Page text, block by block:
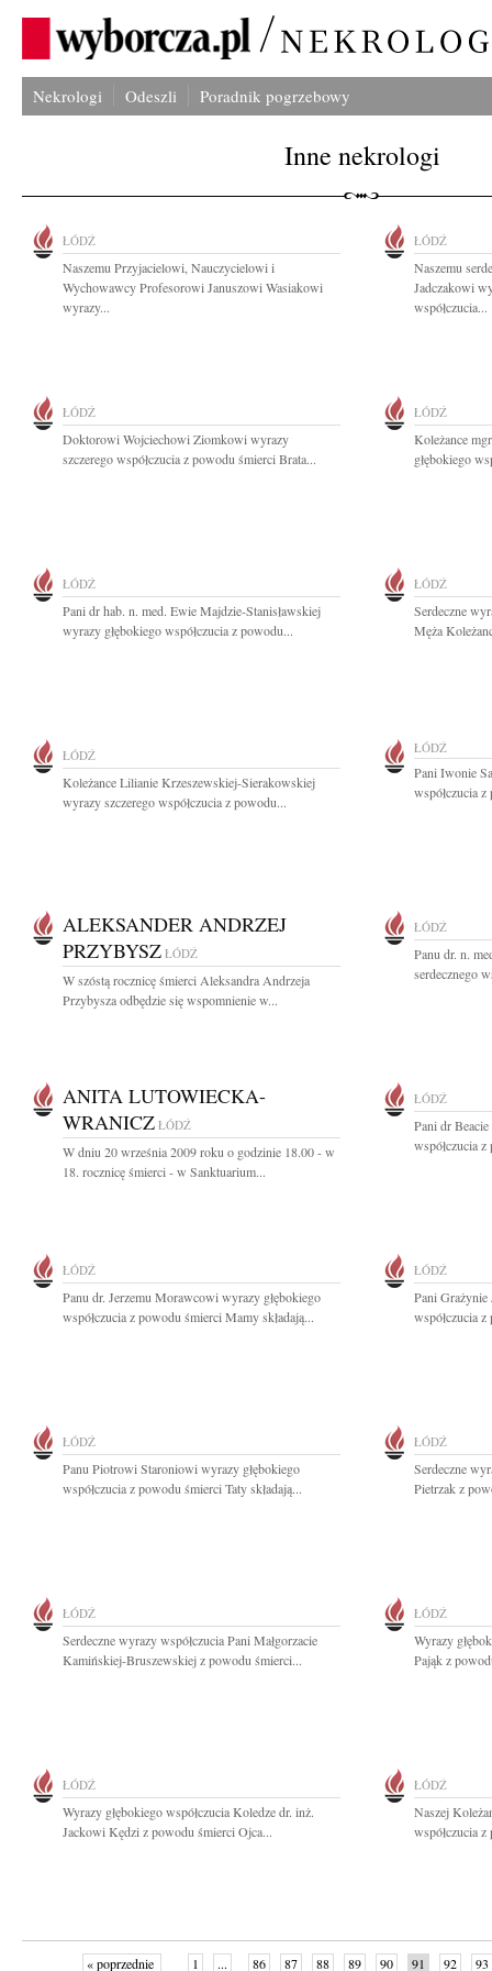
Nekrologi Odeszli Poradnik pogrzebowy
Inne nekrologi
ŁÓDŹ
Naszemu Przyjacielowi, Nauczycielowi i
Wychowawcy Profesorowi Januszowi Wasiakowi
wyrazy...
ŁÓDŹ
Naszemu
Jadczakowi
współczucia...
ŁÓDŹ
Doktorowi Wojciechowi Ziomkowi wyrazy
szczerego współczucia z powodu śmierci Brata...
ŁÓDŹ
Koleżance
głębokiego
ŁÓDŹ
Pani dr hab. n. med. Ewie Majdzie-Stanisławskiej
wyrazy głębokiego współczucia z powodu...
ŁÓDŹ
Serdeczne
Męża
ŁÓDŹ
Koleżance Lilianie Krzeszewskiej-Sierakowskiej
wyrazy szczerego współczucia z powodu...
ŁÓDŹ
Pani Iwonie
współczucia
ALEKSANDER ANDRZEJ
PRZYBYSZ ŁÓDŹ
W szóstą rocznicę śmierci Aleksandra Andrzeja
Przybysza odbędzie się wspomnienie w...
ŁÓDŹ
Panu dr. n.
serdecznego
ANITA LUTOWIECKA-
WRANICZ ŁÓDŹ
W dniu 20 września 2009 roku o godzinie 18.00 - w
18. rocznicę śmierci - w Sanktuarium...
ŁÓDŹ
Pani dr
współczucia
ŁÓDŹ
Panu dr. Jerzemu Morawcowi wyrazy głębokiego
współczucia z powodu śmierci Mamy składają...
ŁÓDŹ
Pani Grażynie
współczucia
ŁÓDŹ
Panu Piotrowi Staroniowi wyrazy głębokiego
współczucia z powodu śmierci Taty składają...
ŁÓDŹ
Serdeczne
Pietrzak z
ŁÓDŹ
Serdeczne wyrazy współczucia Pani Małgorzacie
Kamińskiej-Bruszewskiej z powodu śmierci...
ŁÓDŹ
Wyrazy
Pająk z
ŁÓDŹ
Wyrazy głębokiego współczucia Koledze dr. inż.
Jackowi Kędzi z powodu śmierci Ojca...
ŁÓDŹ
Naszej
współczucia
« poprzednie 1 ... 86 87 88 89 90 91 92 93